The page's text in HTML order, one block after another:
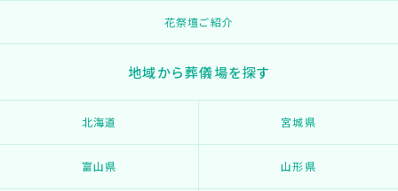
花祭壇ご紹介
地域から葬儀場を探す
北海道 宮城県
富山県 山形県